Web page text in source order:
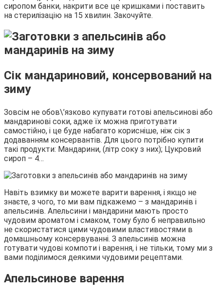
сиропом банки, накрити все це кришками і поставить
на стерилізацію на 15 хвилин. Закочуйте.
Сік мандариновий, консервований на
зиму
Зовсім не обов\’язково купувати готові апельсинові або
мандаринові соки, адже їх можна приготувати
самостійно, і це буде набагато корисніше, ніж сік з
додаванням консервантів. Для цього потрібно купити
такі продукти: Мандарини, (літр соку з них); Цукровий
сироп – 4…
Навіть взимку ви можете варити варення, і якщо не
знаєте, з чого, то ми вам підкажемо – з мандаринів і
апельсинів. Апельсини і мандарини мають просто
чудовим ароматом і смаком, тому було б неправильно
не скористатися цими чудовими властивостями в
домашньому консервуванні. З апельсинів можна
готувати чудові компоти і варення, і не тільки, тому ми з
вами поділимося деякими чудовими рецептами.
Апельсинове варення